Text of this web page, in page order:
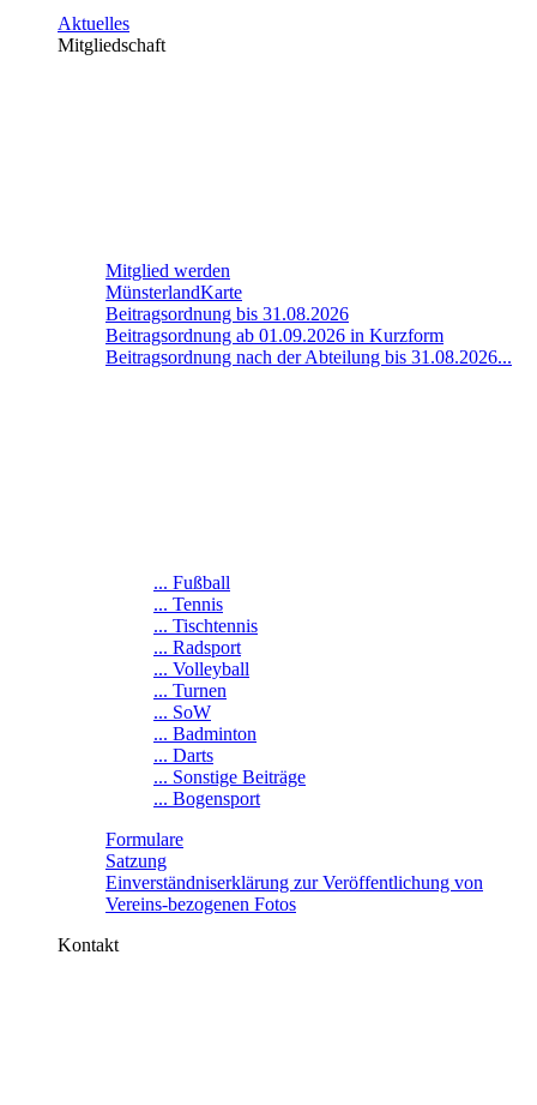
Aktuelles
Mitgliedschaft
Mitglied werden
MünsterlandKarte
Beitragsordnung bis 31.08.2026
Beitragsordnung ab 01.09.2026 in Kurzform
Beitragsordnung nach der Abteilung bis 31.08.2026...
... Fußball
... Tennis
... Tischtennis
... Radsport
... Volleyball
... Turnen
... SoW
... Badminton
... Darts
... Sonstige Beiträge
... Bogensport
Formulare
Satzung
Einverständniserklärung zur Veröffentlichung von
Vereins-bezogenen Fotos
Kontakt